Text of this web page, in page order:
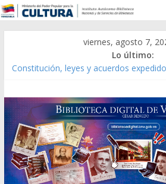
viernes, agosto 7,
Lo último:
Constitución, leyes y acuerdos
Modesta Bor Sánchez [material gráfico]
Gaceta Oficial de la República de
Caracas 09 de marzo de 2006 N°
Catálogo temático de obras de